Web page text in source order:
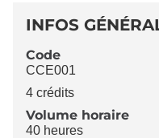
DÉTAILS
INFOS
Code
CCE001
4 crédits
Volume horaire
40 heures